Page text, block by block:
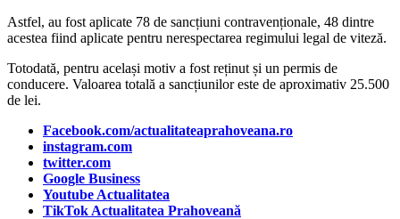
Astfel, au fost aplicate 78 de sancțiuni contravenționale, 48 dintre
acestea fiind aplicate pentru nerespectarea regimului legal de viteză.
Totodată, pentru același motiv a fost reținut și un permis de
conducere. Valoarea totală a sancțiunilor este de aproximativ 25.500
de lei.
Facebook.com/actualitateaprahoveana.ro
instagram.com
twitter.com
Google Business
Youtube Actualitatea
TikTok Actualitatea Prahoveană